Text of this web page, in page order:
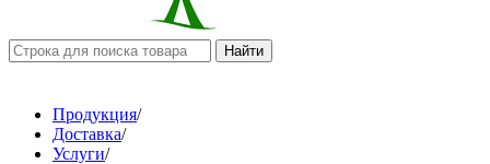
Продукция/
Доставка/
Услуги/